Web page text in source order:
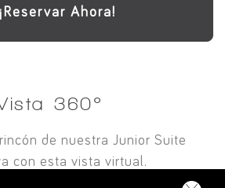
¡Reservar Ahora!
360°
de nuestra Junior Suite
con esta vista virtual.